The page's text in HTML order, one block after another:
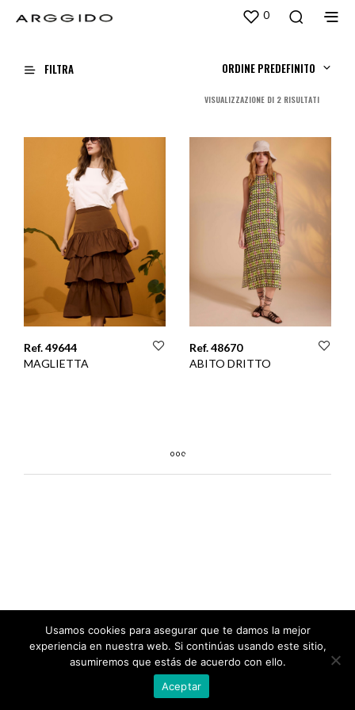
0
FILTRA ORDINE PREDEFINITO
VISUALIZZAZIONE DI 2 RISULTATIORDINA
BASE
Ref. 49644
MAGLIETTA
Ref. 48670
ABITO DRITTO
Usamos cookies para asegurar que te damos la mejor
experiencia en nuestra web. Si continúas usando este sitio,
asumiremos que estás de acuerdo con ello.
Aceptar